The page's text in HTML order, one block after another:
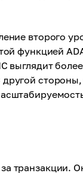
второго
функцией
выглядит
транзакции.